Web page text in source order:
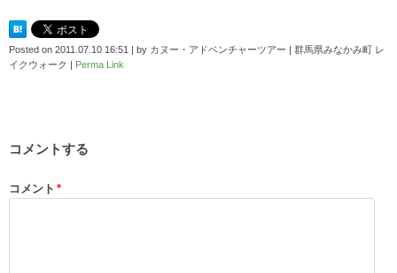
Posted on 2011.07.10 16:51 | by カヌー・アドベンチャーツアー | 群馬県みなかみ町 レ
イクウォーク | Perma Link
コメントする
コメント *